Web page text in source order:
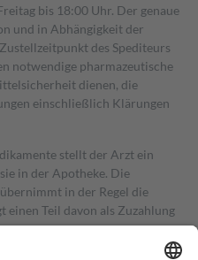
bis 18:00 Uhr. Der genaue
und in Abhängigkeit der
des Spediteurs
notwendige pharmazeutische
dienen, die
einschließlich Klärungen
stellt der Arzt ein
in der Apotheke. Die
in der Regel die
einen Teil davon als Zuzahlung
in Höhe von zehn